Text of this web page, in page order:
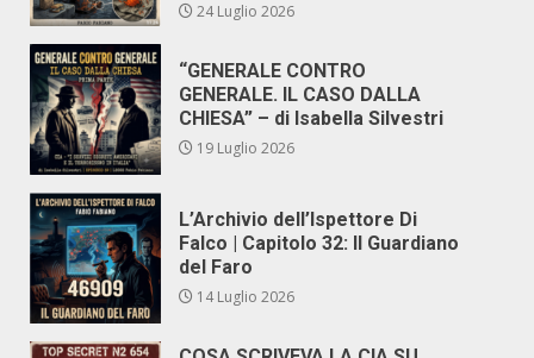
24 Luglio 2026
“GENERALE CONTRO
GENERALE. IL CASO DALLA
CHIESA” – di Isabella Silvestri
19 Luglio 2026
L’Archivio dell’Ispettore Di
Falco | Capitolo 32: Il Guardiano
del Faro
14 Luglio 2026